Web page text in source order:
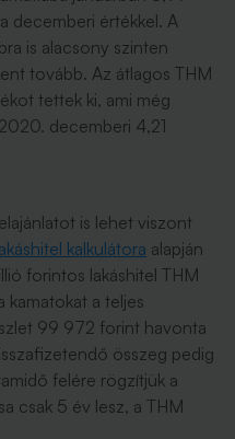
decemberi értékkel. A
is alacsony szinten
tovább. Az átlagos THM
tettek ki, ami még
decemberi 4,21
is lehet viszont
kalkulátora alapján
forintos lakáshitel THM
kamatokat a teljes
99 972 forint havonta
összeg pedig
felére rögzítjük a
csak 5 év lesz, a THM